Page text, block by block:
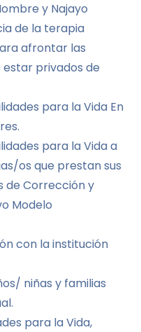
y Najayo
de la terapia
afrontar las
privados de
para la Vida En
para la Vida a
os que prestan sus
de Corrección y
Modelo
con la institución
niñas y familias
para la Vida,